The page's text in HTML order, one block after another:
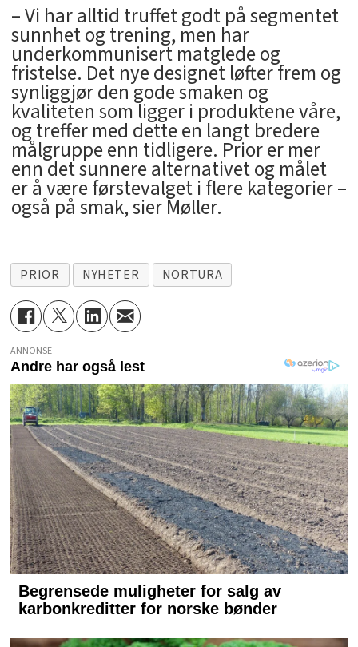
– Vi har alltid truffet godt på segmentet
sunnhet og trening, men har
underkommunisert matglede og
fristelse. Det nye designet løfter frem og
synliggjør den gode smaken og
kvaliteten som ligger i produktene våre,
og treffer med dette en langt bredere
målgruppe enn tidligere. Prior er mer
enn det sunnere alternativet og målet
er å være førstevalget i flere kategorier –
også på smak, sier Møller.
PRIOR NYHETER NORTURA
ANNONSE